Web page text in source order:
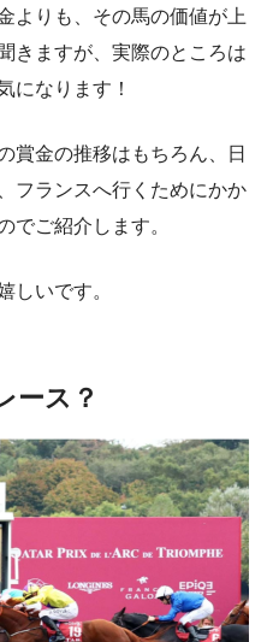
よりも、その馬の価値が上
きますが、実際のところは
になります！
賞金の推移はもちろん、日
フランスへ行くためにかか
でご紹介します。
しいです。
ース？